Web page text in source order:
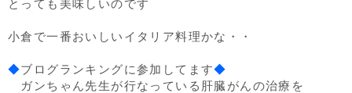
とっても美味しいのです
小倉で一番おいしいイタリア料理かな・・
◆ブログランキングに参加してます◆
ガンちゃん先生が行なっている肝臓がんの治療を